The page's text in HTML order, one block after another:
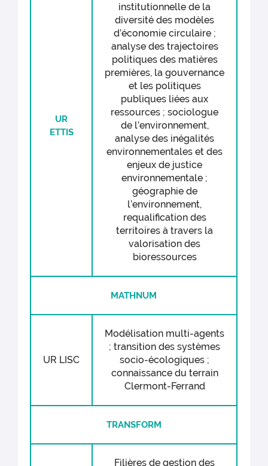
UR
ETTIS
institutionnelle de la
diversité des modèles
d’économie circulaire ;
analyse des trajectoires
politiques des matières
premières, la gouvernance
et les politiques
publiques liées aux
ressources ; sociologue
de l’environnement,
analyse des inégalités
environnementales et des
enjeux de justice
environnementale ;
géographie de
l’environnement,
requalification des
territoires à travers la
valorisation des
bioressources
MATHNUM
UR LISC
Modélisation multi-agents
; transition des systèmes
socio-écologiques ;
connaissance du terrain
Clermont-Ferrand
TRANSFORM
Filières de gestion des